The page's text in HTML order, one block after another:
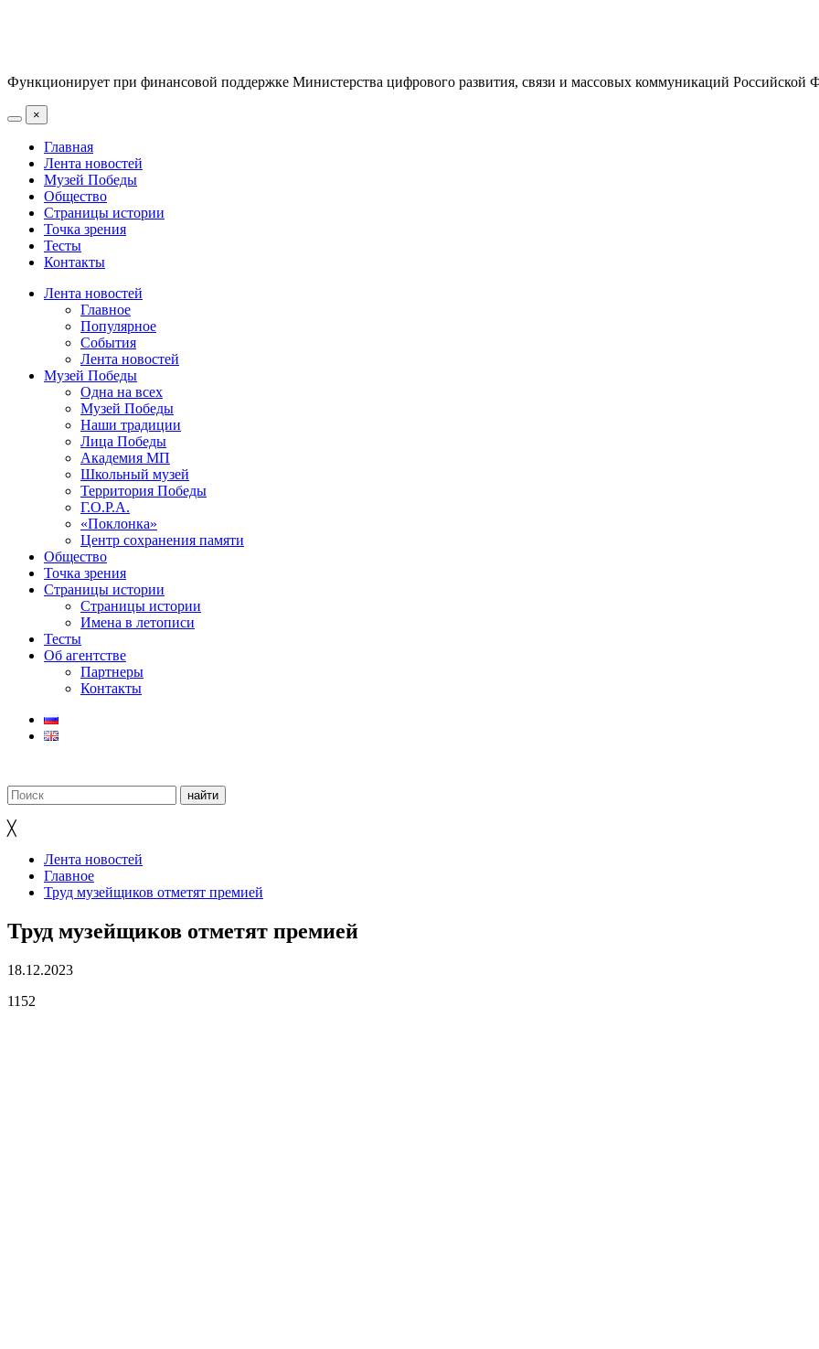
Функционирует при финансовой поддержке Министерства цифрового развития, связи и массовых коммуникаций Российской
×
Главная
Лента новостей
Музей Победы
Общество
Страницы истории
Точка зрения
Тесты
Контакты
Лента новостей
Главное
Популярное
События
Лента новостей
Музей Победы
Одна на всех
Музей Победы
Наши традиции
Лица Победы
Академия МП
Школьный музей
Территория Победы
Г.О.Р.А.
«Поклонка»
Центр сохранения памяти
Общество
Точка зрения
Страницы истории
Страницы истории
Имена в летописи
Тесты
Об агентстве
Партнеры
Контакты
╳
Лента новостей
Главное
Труд музейщиков отметят премией
Труд музейщиков отметят премией
18.12.2023
1152